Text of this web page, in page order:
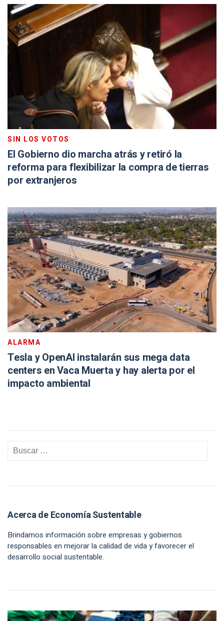
SIN LOS VOTOS
El Gobierno dio marcha atrás y retiró la
reforma para flexibilizar la compra de tierras
por extranjeros
ALARMA
Tesla y OpenAI instalarán sus mega data
centers en Vaca Muerta y hay alerta por el
impacto ambiental
Acerca de Economía Sustentable
Brindamos información sobre empresas y gobiernos
responsables en mejorar la calidad de vida y favorecer el
desarrollo social sustentable.